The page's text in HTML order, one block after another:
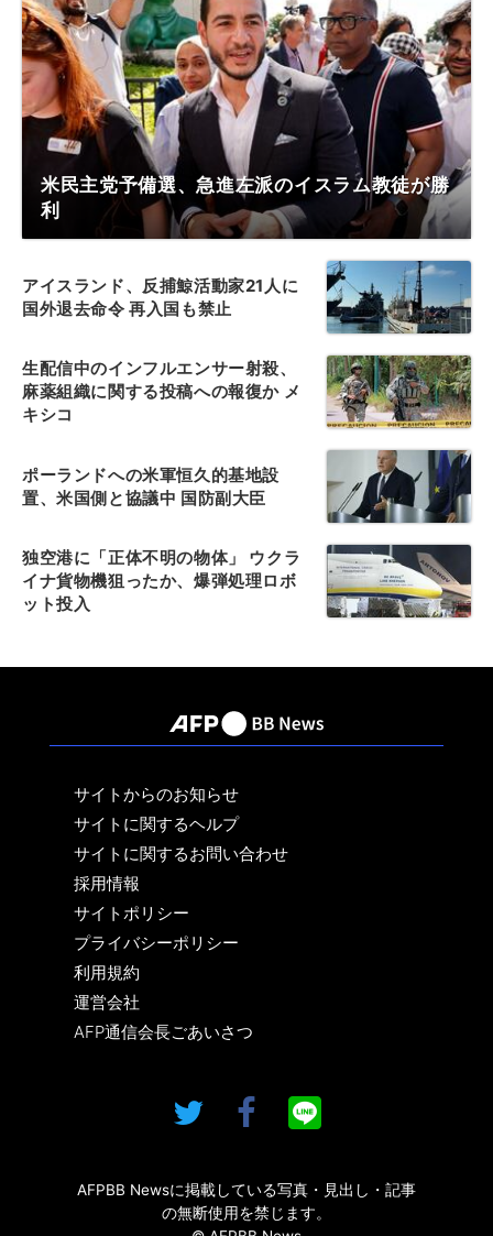
米民主党予備選、急進左派のイスラム教徒が勝
利
アイスランド、反捕鯨活動家21人に
国外退去命令 再入国も禁止
生配信中のインフルエンサー射殺、
麻薬組織に関する投稿への報復か メ
キシコ
ポーランドへの米軍恒久的基地設
置、米国側と協議中 国防副大臣
独空港に「正体不明の物体」 ウクラ
イナ貨物機狙ったか、爆弾処理ロボ
ット投入
サイトからのお知らせ
サイトに関するヘルプ
サイトに関するお問い合わせ
採用情報
サイトポリシー
プライバシーポリシー
利用規約
運営会社
AFP通信会長ごあいさつ
AFPBB Newsに掲載している写真・見出し・記事
の無断使用を禁じます。